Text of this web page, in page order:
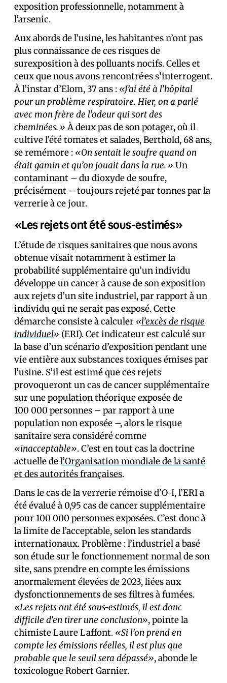
exposition professionnelle, notamment à
l’arsenic.
Aux abords de l’usine, les habitant·es n’ont pas
plus connaissance de ces risques de
surexposition à des polluants nocifs. Celles et
ceux que nous avons rencontré·es s’interrogent.
À l’instar d’Elom, 37 ans : «J’ai été à l’hôpital
pour un problème respiratoire. Hier, on a parlé
avec mon frère de l’odeur qui sort des
cheminées.»À deux pas de son potager, où il
cultive l’été tomates et salades, Berthold, 68 ans,
se remémore : «On sentait le soufre quand on
était gamin et qu’on jouait dans la rue.» Un
contaminant – du dioxyde de soufre,
précisément – toujours rejeté par tonnes par la
verrerie à ce jour.
«Les rejets ont été sous-estimés»
L’étude de risques sanitaires que nous avons
obtenue visait notamment à estimer la
probabilité supplémentaire qu’un individu
développe un cancer à cause de son exposition
aux rejets d’un site industriel, par rapport à un
individu qui ne serait pas exposé. Cette
démarche consiste à calculer «l’excès de risque
individuel» (ERI). Cet indicateur est calculé sur
la base d’un scénario d’exposition pendant une
vie entière aux substances toxiques émises par
l’usine. S’il est estimé que ces rejets
provoqueront un cas de cancer supplémentaire
sur une population théorique exposée de
100 000 personnes – par rapport à une
population non exposée –, alors le risque
sanitaire sera considéré comme
«inacceptable». C’est en tout cas la doctrine
actuelle de l’Organisation mondiale de la santé
et des autorités françaises.
Dans le cas de la verrerie rémoise d’O-I, l’ERI a
été évalué à 0,95 cas de cancer supplémentaire
pour 100 000 personnes exposées. C’est donc à
la limite de l’acceptable, selon les standards
internationaux. Problème : l’industriel a basé
son étude sur le fonctionnement normal de son
site, sans prendre en compte les émissions
anormalement élevées de 2023, liées aux
dysfonctionnements de ses filtres à fumées.
«Les rejets ont été sous-estimés, il est donc
difficile d’en tirer une conclusion», pointe la
chimiste Laure Laffont. «Si l’on prend en
compte les émissions réelles, il est plus que
probable que le seuil sera dépassé», abonde le
toxicologue Robert Garnier.